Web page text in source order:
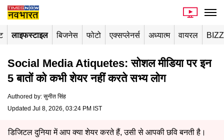
लाइफस्टाइल बिजनेस फोटो एक्सप्लेनर्स अध्यात्म वायरल
Social Media Atiquetes: सोशल मीडिया पर इन
5 बातों को कभी शेयर नहीं करते सभ्य लोग
Authored by: सुनीत सिंह
Updated Jul 8, 2026, 03:24 PM IST
डिजिटल दुनिया में आप क्या शेयर करते हैं, उसी से आपकी छवि बनती है।